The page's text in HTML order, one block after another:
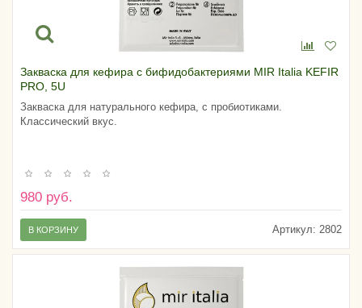
Закваска для кефира с бифидобактериями MIR Italia KEFIR
PRO, 5U
Закваска для натурального кефира, с пробиотиками.
Классический вкус.
980 руб.
Артикул: 2802
В КОРЗИНУ